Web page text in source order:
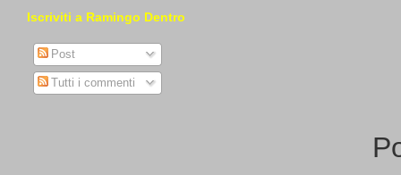
Iscriviti a Ramingo Dentro
Post
Tutti i commenti